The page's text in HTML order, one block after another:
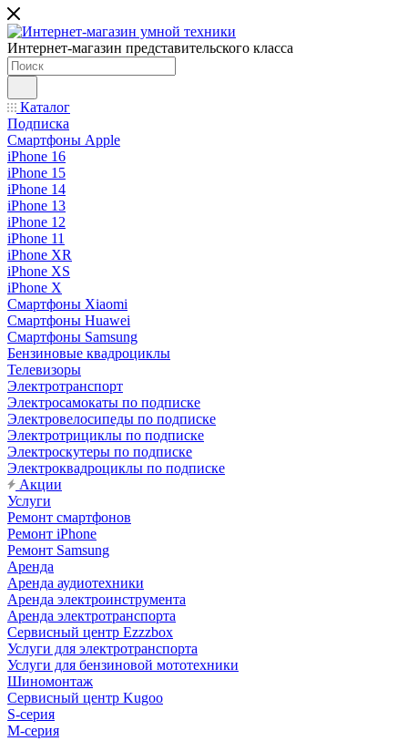
Интернет-магазин представительского класса
Каталог
Подписка
Смартфоны Apple
iPhone 16
iPhone 15
iPhone 14
iPhone 13
iPhone 12
iPhone 11
iPhone XR
iPhone XS
iPhone X
Смартфоны Xiaomi
Смартфоны Huawei
Смартфоны Samsung
Бензиновые квадроциклы
Телевизоры
Электротранспорт
Электросамокаты по подписке
Электровелосипеды по подписке
Электротрициклы по подписке
Электроскутеры по подписке
Электроквадроциклы по подписке
Акции
Услуги
Ремонт смартфонов
Ремонт iPhone
Ремонт Samsung
Аренда
Аренда аудиотехники
Аренда электроинструмента
Аренда электротранспорта
Сервисный центр Ezzzbox
Услуги для электротранспорта
Услуги для бензиновой мототехники
Шиномонтаж
Сервисный центр Kugoo
S-cерия
M-серия